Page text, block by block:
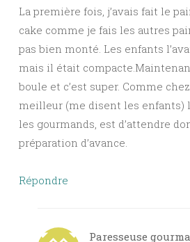
La première fois, j’avais fait le
cake comme je fais les autres
pas bien monté. Les enfants
mais il était
boule et c’est super. Comme
meilleur (me disent les enfants)
les gourmands, est d’attendre
préparation d’avance.
Répondre
Paresseuse